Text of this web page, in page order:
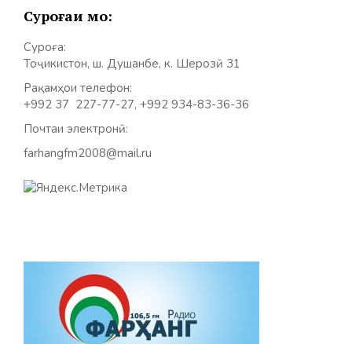
Суроғаи мо:
Суроға:
Тоҷикистон, ш. Душанбе, к. Шерозӣ 31
Рақамҳои телефон:
+992 37 227-77-27, +992 934-83-36-36
Почтаи электронӣ:
farhangfm2008@mail.ru